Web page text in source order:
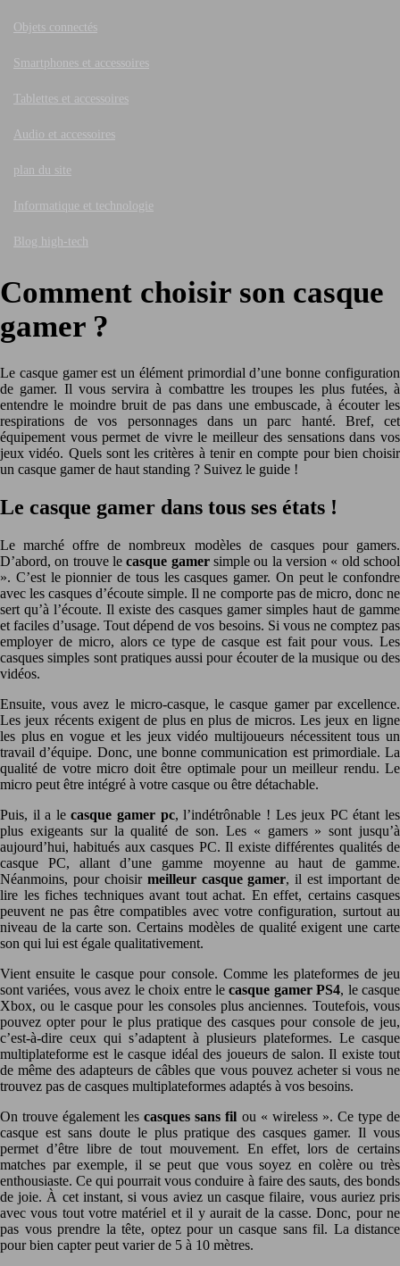
Objets connectés
Smartphones et accessoires
Tablettes et accessoires
Audio et accessoires
plan du site
Informatique et technologie
Blog high-tech
Comment choisir son casque
gamer ?
Le casque gamer est un élément primordial d’une bonne configuration
de gamer. Il vous servira à combattre les troupes les plus futées, à
entendre le moindre bruit de pas dans une embuscade, à écouter les
respirations de vos personnages dans un parc hanté. Bref, cet
équipement vous permet de vivre le meilleur des sensations dans vos
jeux vidéo. Quels sont les critères à tenir en compte pour bien choisir
un casque gamer de haut standing ? Suivez le guide !
Le casque gamer dans tous ses états !
Le marché offre de nombreux modèles de casques pour gamers.
D’abord, on trouve lecasque gamersimple ou la version « old school
». C’est le pionnier de tous les casques gamer. On peut le confondre
avec les casques d’écoute simple. Il ne comporte pas de micro, donc ne
sert qu’à l’écoute. Il existe des casques gamer simples haut de gamme
et faciles d’usage. Tout dépend de vos besoins. Si vous ne comptez pas
employer de micro, alors ce type de casque est fait pour vous. Les
casques simples sont pratiques aussi pour écouter de la musique ou des
vidéos.
Ensuite, vous avez le micro-casque, le casque gamer par excellence.
Les jeux récents exigent de plus en plus de micros. Les jeux en ligne
les plus en vogue et les jeux vidéo multijoueurs nécessitent tous un
travail d’équipe. Donc, une bonne communication est primordiale. La
qualité de votre micro doit être optimale pour un meilleur rendu. Le
micro peut être intégré à votre casque ou être détachable.
Puis, il a lecasque gamer pc, l’indétrônable ! Les jeux PC étant les
plus exigeants sur la qualité de son. Les « gamers » sont jusqu’à
aujourd’hui, habitués aux casques PC. Il existe différentes qualités de
casque PC, allant d’une gamme moyenne au haut de gamme.
Néanmoins, pour choisir meilleur casque gamer, il est important de
lire les fiches techniques avant tout achat. En effet, certains casques
peuvent ne pas être compatibles avec votre configuration, surtout au
niveau de la carte son. Certains modèles de qualité exigent une carte
son qui lui est égale qualitativement.
Vient ensuite le casque pour console. Comme les plateformes de jeu
sont variées, vous avez le choix entre lecasque gamer PS4, le casque
Xbox, ou le casque pour les consoles plus anciennes. Toutefois, vous
pouvez opter pour le plus pratique des casques pour console de jeu,
c’est-à-dire ceux qui s’adaptent à plusieurs plateformes. Le casque
multiplateforme est le casque idéal des joueurs de salon. Il existe tout
de même des adapteurs de câbles que vous pouvez acheter si vous ne
trouvez pas de casques multiplateformes adaptés à vos besoins.
On trouve également lescasques sans fil ou « wireless ». Ce type de
casque est sans doute le plus pratique des casques gamer. Il vous
permet d’être libre de tout mouvement. En effet, lors de certains
matches par exemple, il se peut que vous soyez en colère ou très
enthousiaste. Ce qui pourrait vous conduire à faire des sauts, des bonds
de joie. À cet instant, si vous aviez un casque filaire, vous auriez pris
avec vous tout votre matériel et il y aurait de la casse. Donc, pour ne
pas vous prendre la tête, optez pour un casque sans fil. La distance
pour bien capter peut varier de 5 à 10 mètres.